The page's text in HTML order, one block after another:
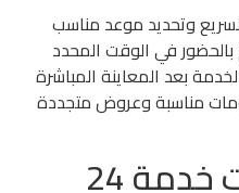
وتحديد موعد مناسب
في الوقت المحدد
بعد المعاينة المباشرة
مناسبة وعروض متجددة
سباك في الكويت خدمة 24